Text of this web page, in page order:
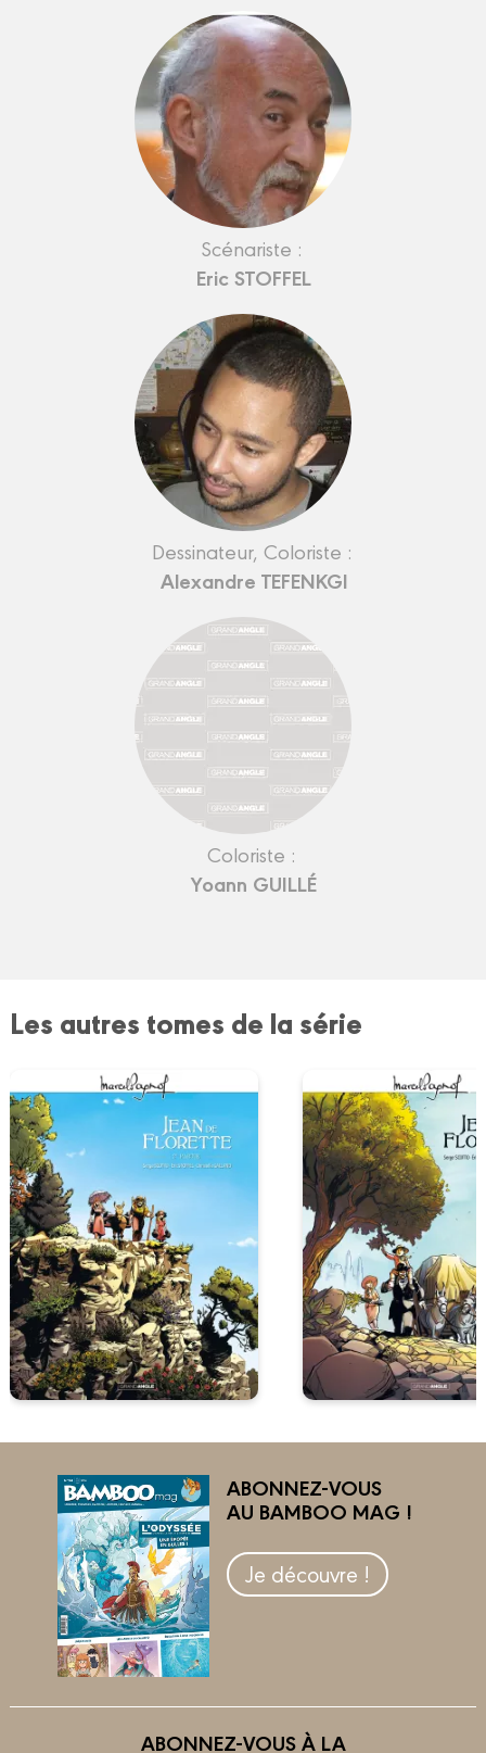
Scénariste :
Eric STOFFEL
Dessinateur, Coloriste :
Alexandre TEFENKGI
Coloriste :
Yoann GUILLÉ
Les autres tomes de la série
ABONNEZ-VOUS
AU BAMBOO MAG !
Je découvre !
ABONNEZ-VOUS À LA